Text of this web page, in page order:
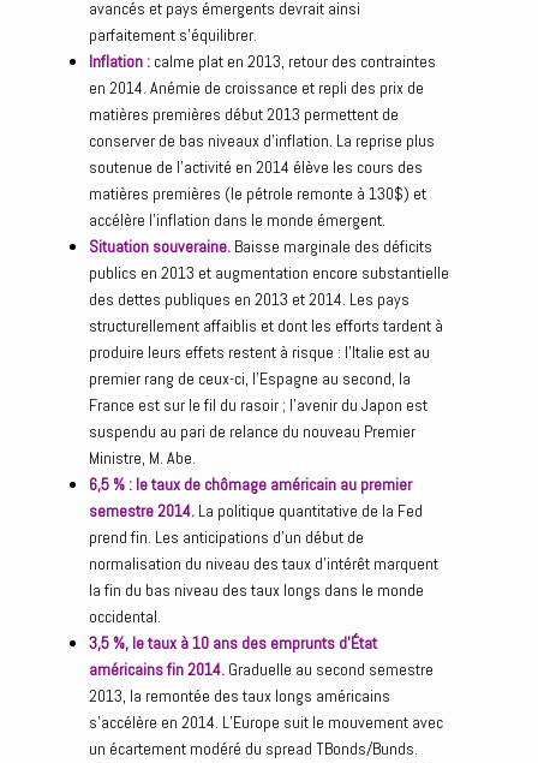
avancés et pays émergents devrait ainsi
parfaitement s’équilibrer.
Inflation : calme plat en 2013, retour des contraintes
en 2014. Anémie de croissance et repli des prix de
matières premières début 2013 permettent de
conserver de bas niveaux d’inflation. La reprise plus
soutenue de l’activité en 2014 élève les cours des
matières premières (le pétrole remonte à 130$) et
accélère l’inflation dans le monde émergent.
Situation souveraine. Baisse marginale des déficits
publics en 2013 et augmentation encore substantielle
des dettes publiques en 2013 et 2014. Les pays
structurellement affaiblis et dont les efforts tardent à
produire leurs effets restent à risque : l’Italie est au
premier rang de ceux-ci, l’Espagne au second, la
France est sur le fil du rasoir ; l’avenir du Japon est
suspendu au pari de relance du nouveau Premier
Ministre, M. Abe.
6,5 % : le taux de chômage américain au premier
semestre 2014. La politique quantitative de la Fed
prend fin. Les anticipations d’un début de
normalisation du niveau des taux d’intérêt marquent
la fin du bas niveau des taux longs dans le monde
occidental.
3,5 %, le taux à 10 ans des emprunts d’État
américains fin 2014. Graduelle au second semestre
2013, la remontée des taux longs américains
s’accélère en 2014. L’Europe suit le mouvement avec
un écartement modéré du spread TBonds/Bunds.